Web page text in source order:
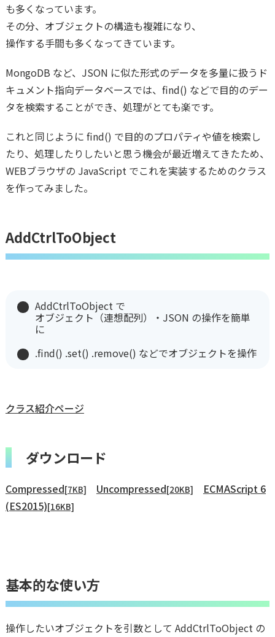
も多くなっています。
その分、オブジェクトの構造も複雑になり、
操作する手間も多くなってきています。
MongoDB など、JSON に似た形式のデータを多量に扱うド
キュメント指向データベースでは、find() などで目的のデー
タを検索することができ、処理がとても楽です。
これと同じように find() で目的のプロパティや値を検索し
たり、処理したりしたいと思う機会が最近増えてきたため、
WEBブラウザの JavaScript でこれを実装するためのクラス
を作ってみました。
AddCtrlToObject
AddCtrlToObject で
オブジェクト（連想配列）・JSON の操作を簡単
に
.find() .set() .remove() などでオブジェクトを操作
クラス紹介ページ
ダウンロード
Compressed[7KB] Uncompressed[20KB]
ECMAScript 6
(ES2015)[16KB]
基本的な使い方
操作したいオブジェクトを引数として AddCtrlToObject の